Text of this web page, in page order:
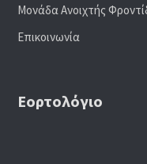
Μονάδα Ανοιχτής
Επικοινωνία
Εορτολόγιο